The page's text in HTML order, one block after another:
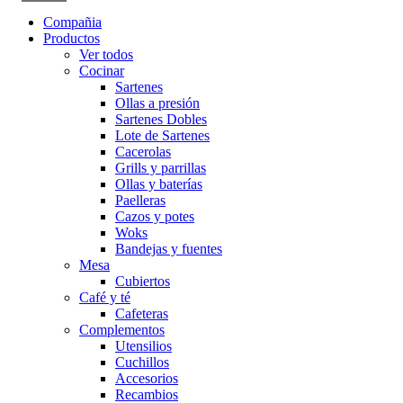
Compañia
Productos
Ver todos
Cocinar
Sartenes
Ollas a presión
Sartenes Dobles
Lote de Sartenes
Cacerolas
Grills y parrillas
Ollas y baterías
Paelleras
Cazos y potes
Woks
Bandejas y fuentes
Mesa
Cubiertos
Café y té
Cafeteras
Complementos
Utensilios
Cuchillos
Accesorios
Recambios